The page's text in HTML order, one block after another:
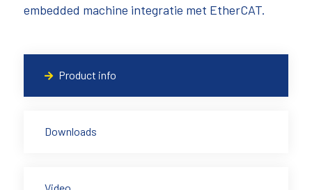
embedded machine integratie met EtherCAT.
Product info
Downloads